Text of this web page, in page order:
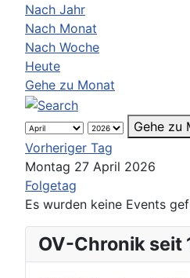
OV-Chronik seit
Nach Jahr
Nach Monat
Nach Woche
Heute
Gehe zu Monat
Gehe zu
Vorheriger Tag
Montag 27 April 2026
Folgetag
Es wurden keine Events